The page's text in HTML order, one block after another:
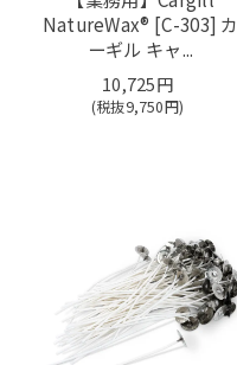
NatureWax®️ [C-303] カ
ーギル キャ...
10,725円
(税抜9,750円)